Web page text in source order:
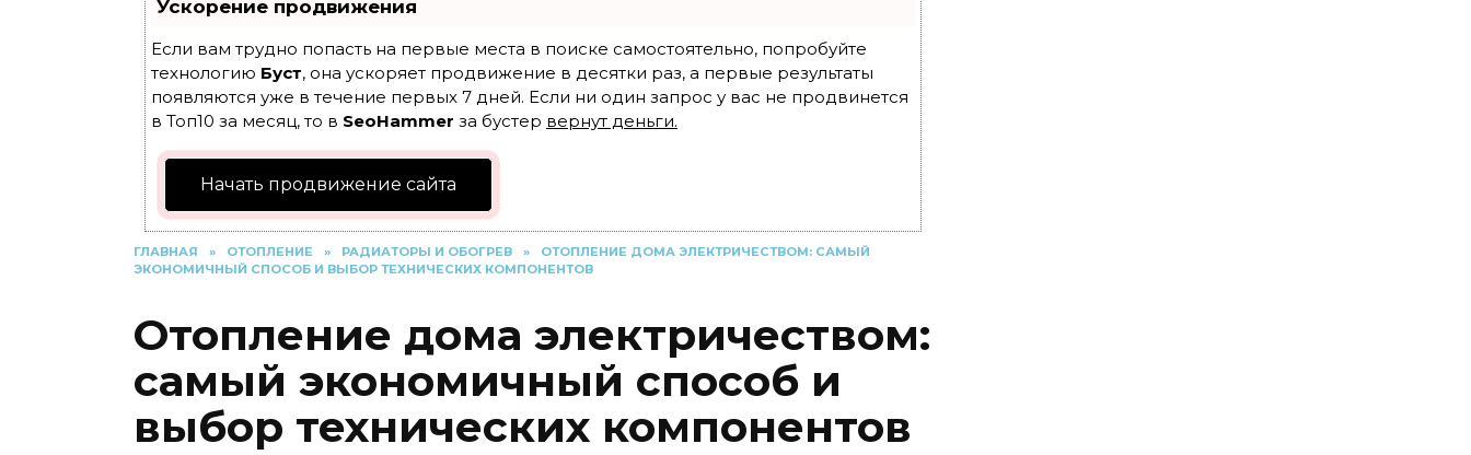
Ускорение продвижения
Если вам трудно попасть на первые места в поиске самостоятельно, попробуйте
технологию Буст, она ускоряет продвижение в десятки раз, а первые результаты
появляются уже в течение первых 7 дней. Если ни один запрос у вас не продвинется
в Топ10 за месяц, то в SeoHammer за бустер вернут деньги.
Начать продвижение сайта
ГЛАВНАЯ » ОТОПЛЕНИЕ » РАДИАТОРЫ И ОБОГРЕВ »
ОТОПЛЕНИЕ ДОМА ЭЛЕКТРИЧЕСТВОМ: САМЫЙ
ЭКОНОМИЧНЫЙ СПОСОБ И ВЫБОР ТЕХНИЧЕСКИХ КОМПОНЕНТОВ
Отопление дома электричеством:
самый экономичный способ и
выбор технических компонентов